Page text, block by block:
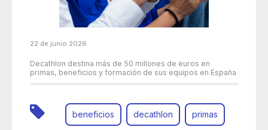
22 de junio 2026
Decathlon destina más de 50 millones de euros en
primas, beneficios y formación de sus equipos en España
beneficios decathlon primas